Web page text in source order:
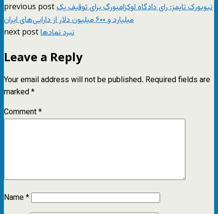
previous postنیویورک تایمز: رای دادگاه لوکزامبورگ برای توقیف یک
میلیارد و ۶۰۰ میلیون دلار از دارایی‌های ایران
next postنبرد نمادها
Leave a Reply
Your email address will not be published. Required fields are
marked*
Comment*
Name*